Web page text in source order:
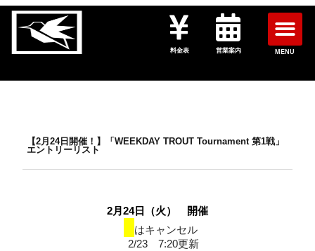
料金表 営業案内 MENU
【2月24日開催！】「WEEKDAY TROUT Tournament 第1戦」
エントリーリスト
2月24日（火） 開催
はキャンセル
2/23 7:20更新